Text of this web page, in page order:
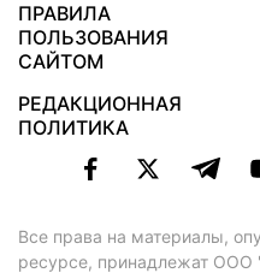
ПРАВИЛА
ПОЛЬЗОВАНИЯ
САЙТОМ
РЕДАКЦИОННАЯ
ПОЛИТИКА
Все права на материалы,
ресурсе, принадлежат